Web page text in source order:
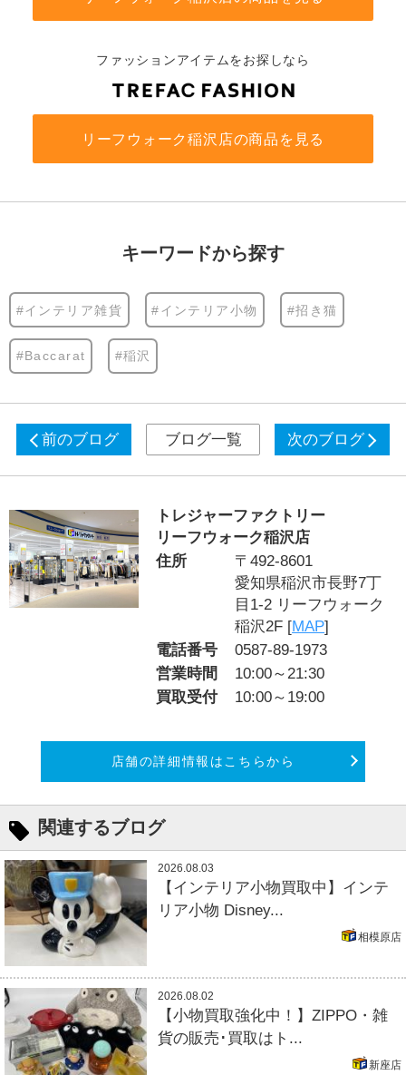
ファッションアイテムをお探しなら
リーフウォーク稲沢店の商品を見る
キーワードから探す
#インテリア雑貨 #インテリア小物 #招き猫
#Baccarat #稲沢
前のブログ ブログ一覧 次のブログ
トレジャーファクトリー
リーフウォーク稲沢店
住所
〒492-8601
愛知県稲沢市長野7丁
目1-2 リーフウォーク
稲沢2F [MAP]
電話番号
0587-89-1973
営業時間
10:00～21:30
買取受付
10:00～19:00
店舗の詳細情報はこちらから
関連するブログ
2026.08.03
【インテリア小物買取中】インテ
リア小物 Disney...
相模原店
2026.08.02
【小物買取強化中！】ZIPPO・雑
貨の販売･買取はト...
新座店